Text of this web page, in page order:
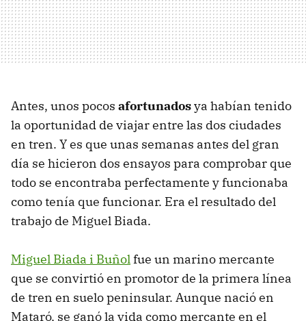
Antes, unos pocos afortunadosya habían tenido
la oportunidad de viajar entre las dos ciudades
en tren. Y es que unas semanas antes del gran
día se hicieron dos ensayos para comprobar que
todo se encontraba perfectamente y funcionaba
como tenía que funcionar. Era el resultado del
trabajo de Miguel Biada.
Miguel Biada i Buñolfue un marino mercante
que se convirtió en promotor de la primera línea
de tren en suelo peninsular. Aunque nació en
Mataró, se ganó la vida como mercante en el